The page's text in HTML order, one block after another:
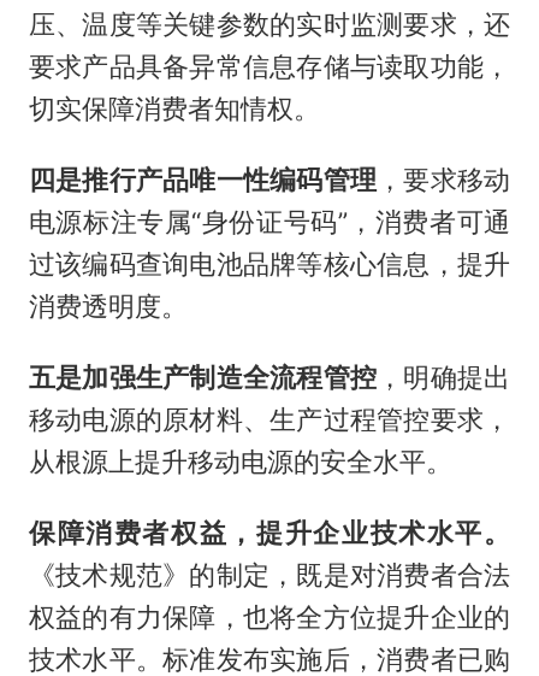
压、温度等关键参数的实时监测要求，还
要求产品具备异常信息存储与读取功能，
切实保障消费者知情权。
四是推行产品唯一性编码管理 ，要求移动
电源标注专属“身份证号码”，消费者可通
过该编码查询电池品牌等核心信息，提升
消费透明度。
五是加强生产制造全流程管控 ，明确提出
移动电源的原材料、生产过程管控要求，
从根源上提升移动电源的安全水平。
保障消费者权益，提升企业技术水平。
《技术规范》的制定，既是对消费者合法
权益的有力保障，也将全方位提升企业的
技术水平。标准发布实施后，消费者已购